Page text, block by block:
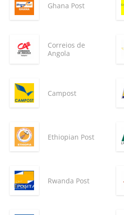
Ghana Post
Correios de
Angola
Campost
Ethiopian Post
Rwanda Post